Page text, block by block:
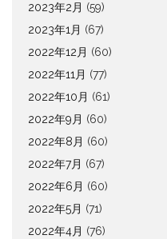
2023年2月 (59)
2023年1月 (67)
2022年12月 (60)
2022年11月 (77)
2022年10月 (61)
2022年9月 (60)
2022年8月 (60)
2022年7月 (67)
2022年6月 (60)
2022年5月 (71)
2022年4月 (76)